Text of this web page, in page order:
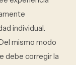
individual.
mismo modo
debe corregir la